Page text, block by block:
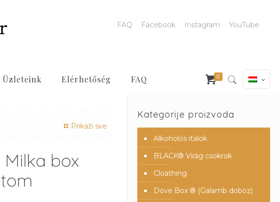
Üzleteink Elérhetőség FAQ
FAQ Facebook Instagram YouTube
0
Prikaži sve
box
Kategorije proizvoda
Alkoholos italok
BLACK® Virág csokrok
Cloathing
Dove Box ® (Galamb doboz)